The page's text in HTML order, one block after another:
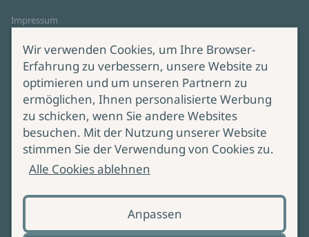
Impressum
Cookie-Einstellungen
AGB Online Shop
Service
Lieferung & Versand
Produktsicherheit
Bei Fragen zur Produktsicherheit
wenden Sie sich bitte an
Wir verwenden Cookies, um Ihre Browser-
Erfahrung zu verbessern, unsere Website zu
optimieren und um unseren Partnern zu
ermöglichen, Ihnen personalisierte Werbung
zu schicken, wenn Sie andere Websites
besuchen. Mit der Nutzung unserer Website
stimmen Sie der Verwendung von Cookies zu.
Alle Cookies ablehnen
Anpassen